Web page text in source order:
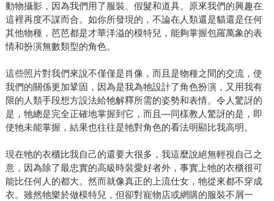
動物攝影，因為我們用了服裝、假髮和道具。原來我們的興趣在
這裡再度不謀而合。如你所發現的，不論在人類還是貓還是任何
其他物種，芭芭都是才華洋溢的模特兒，能夠掌握包羅萬象的表
情和扮演無數類型的角色。
這些照片對我們來說不僅僅是肖像，而且是物種之間的交流，使
我們的關係更加鞏固，因為是我為牠設計了角色扮演，又用我有
限的人類手段想方設法給牠解釋所需的姿勢和表情。令人驚訝的
是，牠總是完全正確地掌握到它，而且—同樣教人驚訝的是，即
使牠未能掌握，結果也往往是牠對角色的看法明顯比我高明。
現在牠的衣櫃比我自己的還要大很多，我這麼說絕無輕視自己之
意，因為除了最忠實的高級時裝愛好者外，事實上牠的衣櫃很可
能比任何人的都大。然而就像真正的上流仕女，牠從來都不穿成
衣。雖然牠樂於做模特兒，但卻對寵物店或網購的服裝不屑一